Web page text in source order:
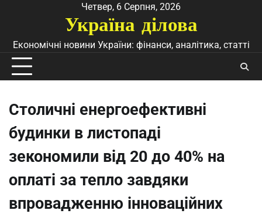
Четвер, 6 Серпня, 2026
Україна ділова
Економічні новини України: фінанси, аналітика, статті
Столичні енергоефективні
будинки в листопаді
зекономили від 20 до 40% на
оплаті за тепло завдяки
впровадженню інноваційних